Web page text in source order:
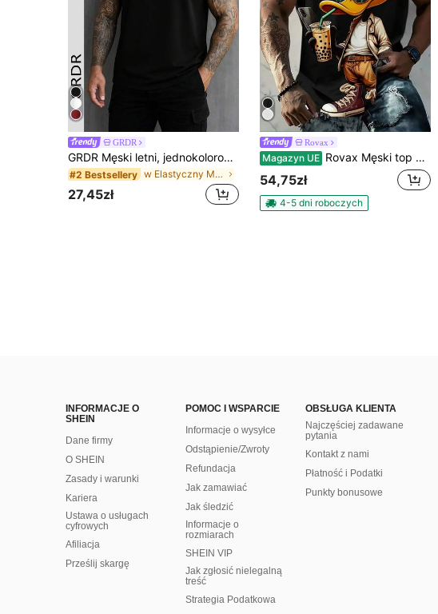
GRDR
GRDR Męski letni, jednokolorowy, luźny, swobodny top bez rękawów z okrągłym dekoltem
#2 Bestsellery w Elastyczny Męskie podkoszulki bez rękawów
27,45zł
Rovax
Magazyn UE Rovax Męski top na ramiączkach w stylu hip-hop z nadrukiem graficznym w motywy kreskówkowe
54,75zł
4-5 dni roboczych
INFORMACJE O
SHEIN
Dane firmy
O SHEIN
Zasady i warunki
Kariera
Ustawa o usługach
cyfrowych
Afiliacja
Prześlij skargę
POMOC I WSPARCIE
Informacje o wysyłce
Odstąpienie/Zwroty
Refundacja
Jak zamawiać
Jak śledzić
Informacje o
rozmiarach
SHEIN VIP
Jak zgłosić nielegalną
treść
Strategia Podatkowa
OBSŁUGA KLIENTA
Najczęściej zadawane
pytania
Kontakt z nami
Płatność i Podatki
Punkty bonusowe